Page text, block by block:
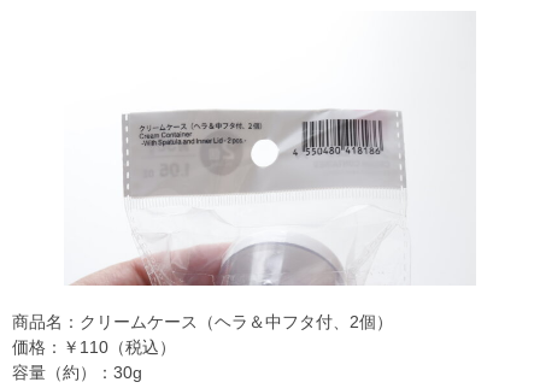
商品名：クリームケース（ヘラ＆中フタ付、2個）
価格：￥110（税込）
容量（約）：30g